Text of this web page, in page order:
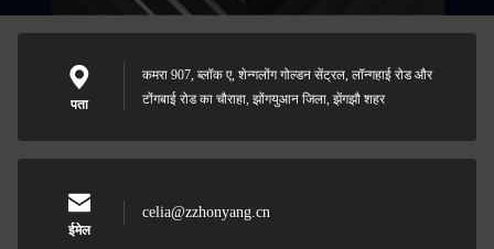
पता
कमरा 907, ब्लॉक ए, शेन्गलोंग गोल्डन सेंट्रल, लॉन्गहाई रोड और
टोंगबाई रोड का चौराहा, झोंगयुआन जिला, झेंगझौ शहर
ईमेल
celia@zzhonyang.cn